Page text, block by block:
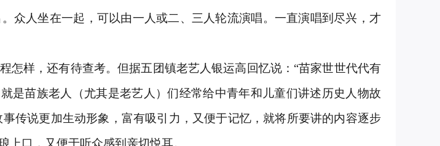
众人坐在一起，可以由一人或二、三人轮流演唱。一直演唱到尽兴，才
怎样，还有待查考。但据五团镇老艺人银运高回忆说：“苗家世世代代有
是苗族老人（尤其是老艺人）们经常给中青年和儿童们讲述历史人物故
传说更加生动形象，富有吸引力，又便于记忆，就将所要讲的内容逐步
上口，又便于听众感到亲切悦耳。